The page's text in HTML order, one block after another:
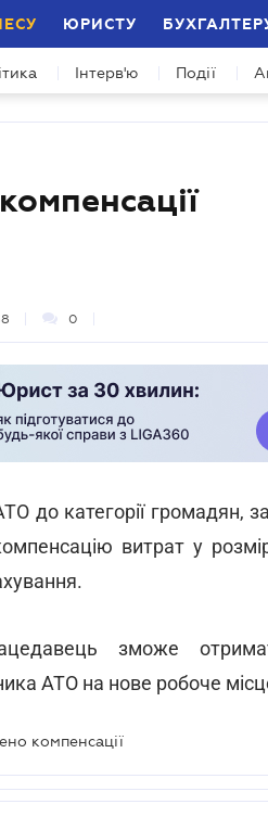
ЮРИСТУ
Інтерв'ю Події
0
до категорії громадян,
витрат у
зможе
АТО на нове робоче
компенсації